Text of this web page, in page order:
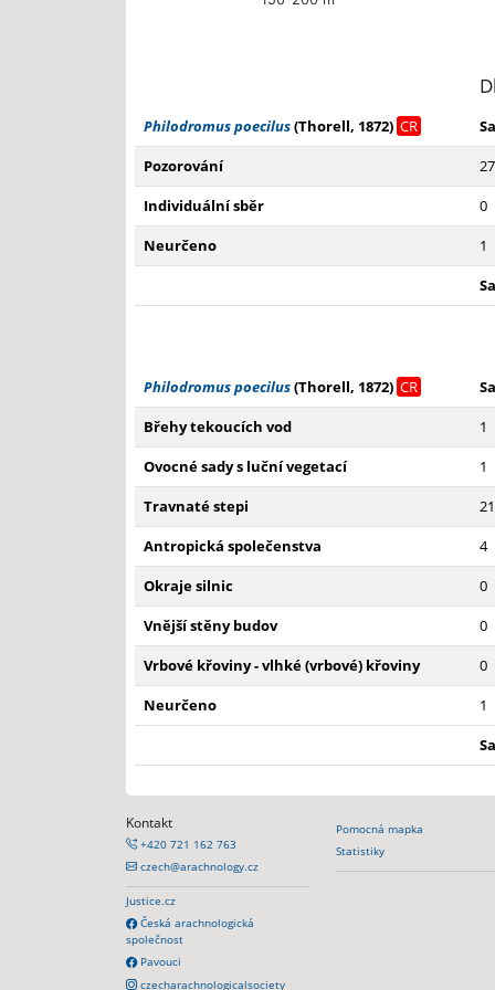
Philodromus poecilus(Thorell, 1872) CR
Pozorování
27
Individuální sběr
0
Neurčeno
1
Philodromus poecilus(Thorell, 1872) CR
Břehy tekoucích vod
1
Ovocné sady s luční vegetací
1
Travnaté stepi
21
Antropická společenstva
4
Okraje silnic
0
Vnější stěny budov
0
Vrbové křoviny - vlhké (vrbové) křoviny
0
Neurčeno
1
Kontakt
+420 721 162 763
czech@arachnology.cz
Justice.cz
Česká arachnologická
společnost
Pavouci
czecharachnologicalsociety
Pomocná mapka
Statistiky